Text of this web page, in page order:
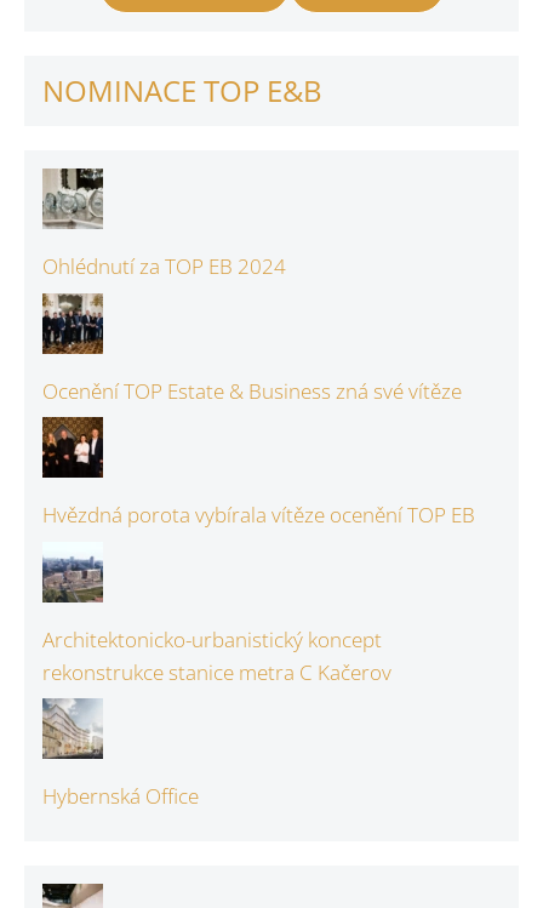
NOMINACE TOP E&B
Ohlédnutí za TOP EB 2024
Ocenění TOP Estate & Business zná své vítěze
Hvězdná porota vybírala vítěze ocenění TOP EB
Architektonicko-urbanistický koncept
rekonstrukce stanice metra C Kačerov
Hybernská Office